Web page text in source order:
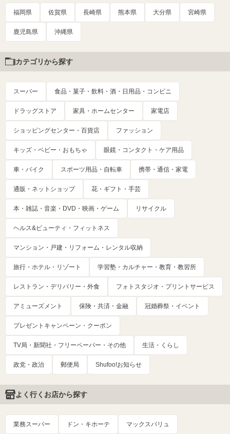
福岡県 佐賀県 長崎県 熊本県 大分県 宮崎県
鹿児島県 沖縄県
カテゴリから探す
スーパー 食品・菓子・飲料・酒・日用品・コンビニ
ドラッグストア 家具・ホームセンター 家電店
ショッピングセンター・百貨店 ファッション
キッズ・ベビー・おもちゃ 眼鏡・コンタクト・ケア用品
車・バイク スポーツ用品・自転車 携帯・通信・家電
通販・ネットショップ 花・ギフト・手芸
本・雑誌・音楽・DVD・映画・ゲーム リサイクル
ヘルス&ビューティ・フィットネス
マンション・戸建・リフォーム・レンタル収納
旅行・ホテル・リゾート 学習塾・カルチャー・教育・教習所
レストラン・デリバリー・外食 フォトスタジオ・プリントサービス
アミューズメント 保険・共済・金融 冠婚葬祭・イベント
プレゼントキャンペーン・クーポン
TV局・新聞社・フリーペーパー・その他 生活・くらし
政党・政治 郵便局 Shufoo!お知らせ
よく行くお店から探す
業務スーパー ドン・キホーテ マックスバリュ